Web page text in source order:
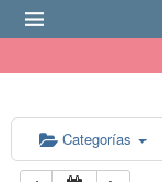
Categorías
6:00 am